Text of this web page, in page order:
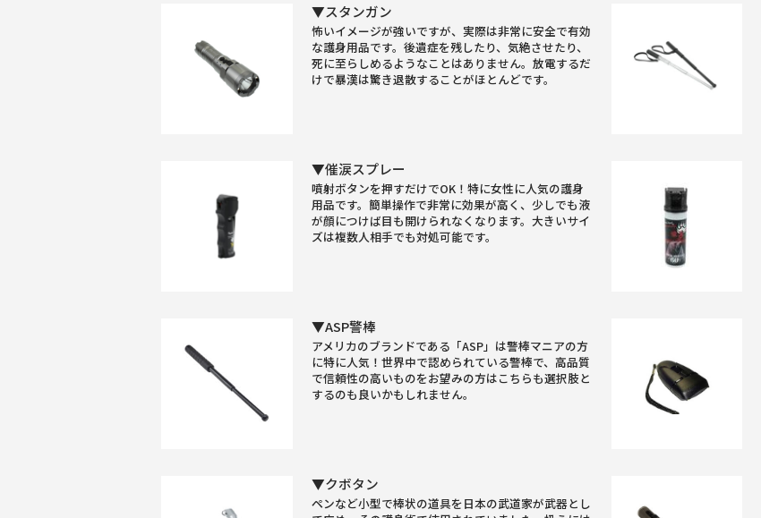
▼スタンガン
怖いイメージが強いですが、実際は非常に安全で有効
な護身用品です。後遺症を残したり、気絶させたり、
死に至らしめるようなことはありません。放電するだ
けで暴漢は驚き退散することがほとんどです。
▼催涙スプレー
噴射ボタンを押すだけでOK！特に女性に人気の護身
用品です。簡単操作で非常に効果が高く、少しでも液
が顔につけば目も開けられなくなります。大きいサイ
ズは複数人相手でも対処可能です。
▼ASP警棒
アメリカのブランドである「ASP」は警棒マニアの方
に特に人気！世界中で認められている警棒で、高品質
で信頼性の高いものをお望みの方はこちらも選択肢と
するのも良いかもしれません。
▼クボタン
ペンなど小型で棒状の道具を日本の武道家が武器とし